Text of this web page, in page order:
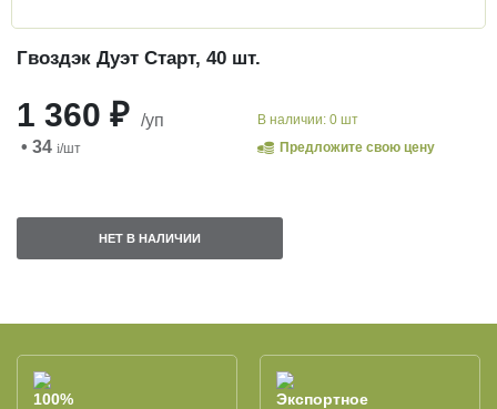
Гвоздэк Дуэт Старт, 40 шт.
1 360 ₽ /уп
• 34 i/шт
В наличии: 0 шт
Предложите свою цену
НЕТ В НАЛИЧИИ